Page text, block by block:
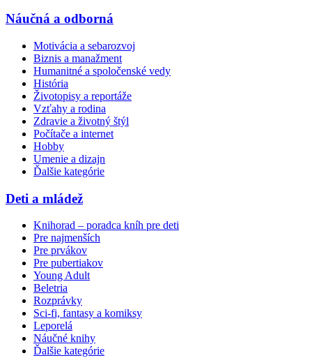
Náučná a odborná
Motivácia a sebarozvoj
Biznis a manažment
Humanitné a spoločenské vedy
História
Životopisy a reportáže
Vzťahy a rodina
Zdravie a životný štýl
Počítače a internet
Hobby
Umenie a dizajn
Ďalšie kategórie
Deti a mládež
Knihorad – poradca kníh pre deti
Pre najmenších
Pre prvákov
Pre pubertiakov
Young Adult
Beletria
Rozprávky
Sci-fi, fantasy a komiksy
Leporelá
Náučné knihy
Ďalšie kategórie